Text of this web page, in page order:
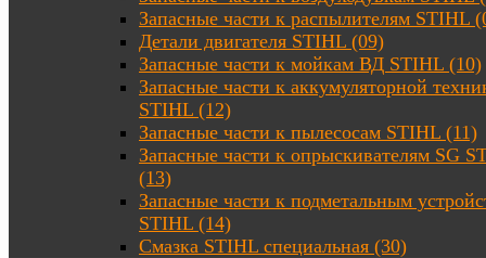
Запасные части к распылителям STIHL
Детали двигателя STIHL (09)
Запасные части к мойкам ВД STIHL (10)
Запасные части к аккумуляторной
STIHL (12)
Запасные части к пылесосам STIHL (11)
Запасные части к опрыскивателям SG
(13)
Запасные части к подметальным
STIHL (14)
Смазка STIHL специальная (30)